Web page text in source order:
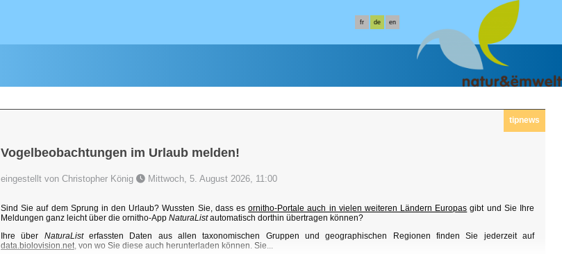
fr de en
tipnews
Vogelbeobachtungen im Urlaub melden!
eingestellt von Christopher König Mittwoch, 5. August 2026, 11:00
Sind Sie auf dem Sprung in den Urlaub? Wussten Sie, dass esornitho-Portale auch in vielen weiteren Ländern Europas gibt und Sie Ihre
Meldungen ganz leicht über die ornitho-App NaturaListautomatisch dorthin übertragen können?
Ihre über NaturaListerfassten Daten aus allen taxonomischen Gruppen und geographischen Regionen finden Sie jederzeit auf
data.biolovision.net , von wo Sie diese auch herunterladen können. Sie...